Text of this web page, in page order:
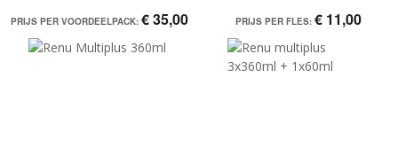
PRIJS PER VOORDEELPACK: € 35,00 PRIJS PER FLES: € 11,00